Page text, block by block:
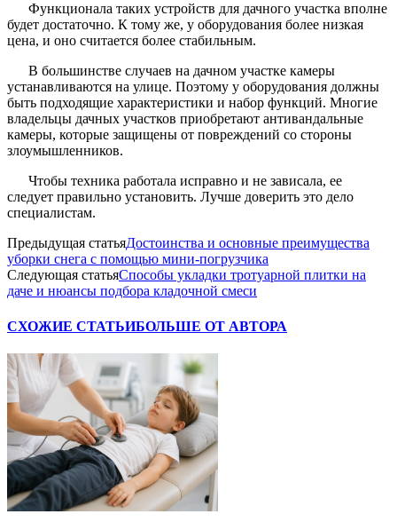
Функционала таких устройств для дачного участка вполне
будет достаточно. К тому же, у оборудования более низкая
цена, и оно считается более стабильным.
В большинстве случаев на дачном участке камеры
устанавливаются на улице. Поэтому у оборудования должны
быть подходящие характеристики и набор функций. Многие
владельцы дачных участков приобретают антивандальные
камеры, которые защищены от повреждений со стороны
злоумышленников.
Чтобы техника работала исправно и не зависала, ее
следует правильно установить. Лучше доверить это дело
специалистам.
Предыдущая статьяДостоинства и основные преимущества
уборки снега с помощью мини-погрузчика
Следующая статьяСпособы укладки тротуарной плитки на
даче и нюансы подбора кладочной смеси
СХОЖИЕ СТАТЬИБОЛЬШЕ ОТ АВТОРА